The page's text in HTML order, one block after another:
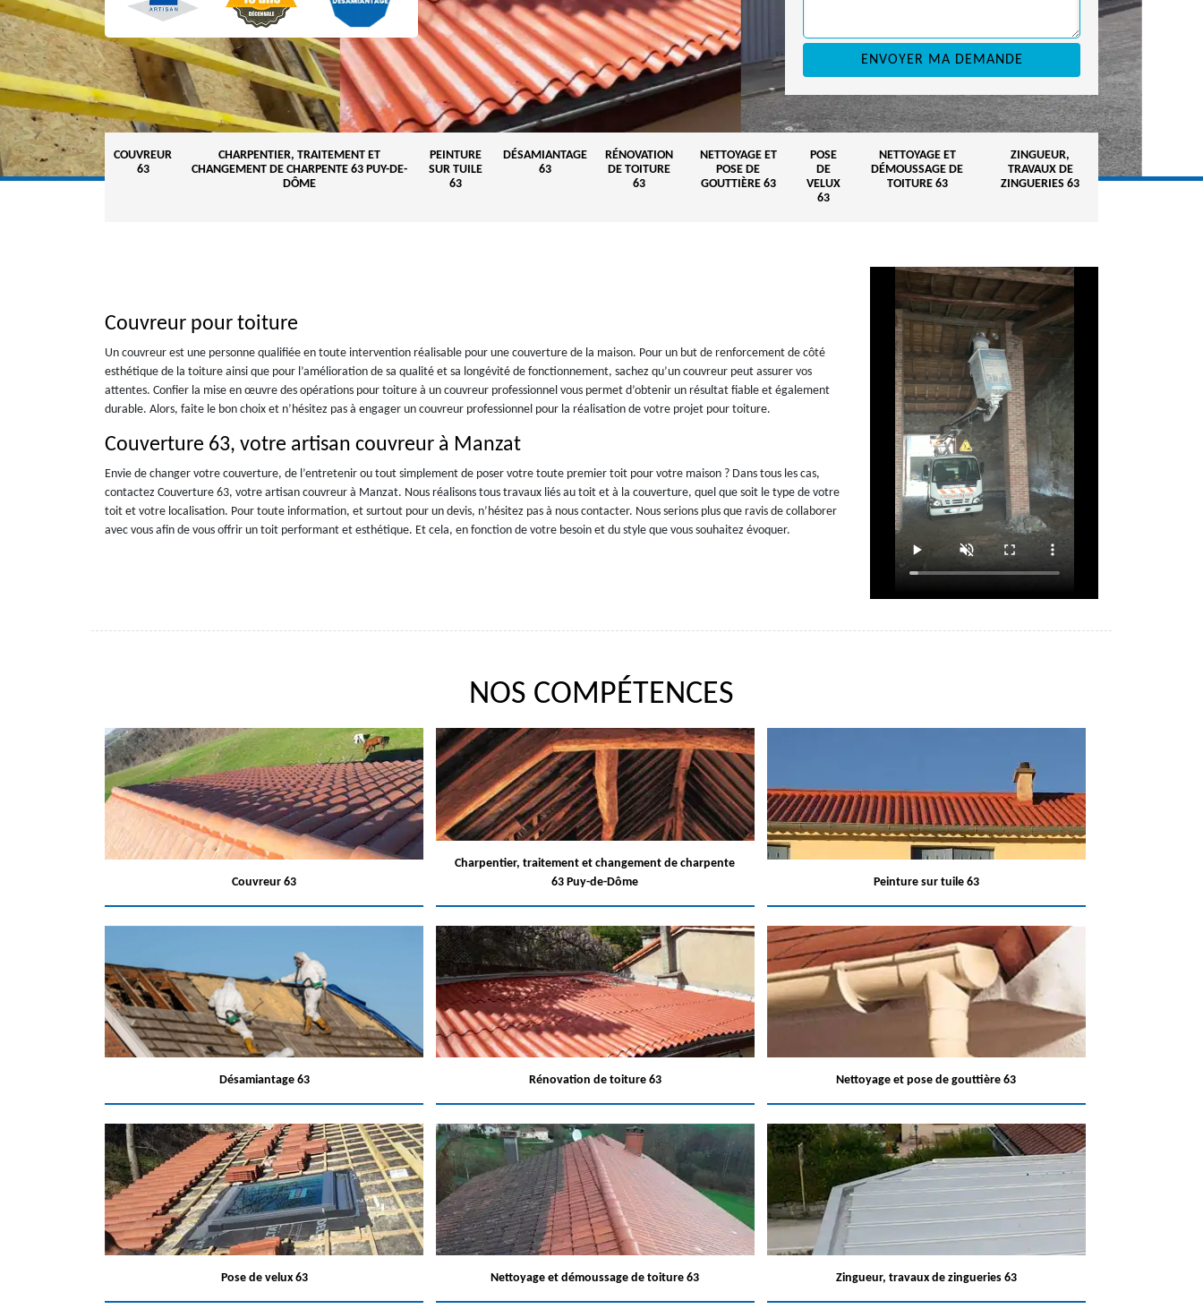
COUVREUR
63
CHARPENTIER, TRAITEMENT ET
CHANGEMENT DE CHARPENTE 63 PUY-DE-
DÔME
PEINTURE
SUR TUILE
63
DÉSAMIANTAGE
63
RÉNOVATION
DE TOITURE
63
NETTOYAGE ET
POSE DE
GOUTTIÈRE 63
POSE
DE
VELUX
63
NETTOYAGE ET
DÉMOUSSAGE DE
TOITURE 63
ZINGUEUR,
TRAVAUX DE
ZINGUERIES 63
Couvreur pour toiture
Un couvreur est une personne qualifiée en toute intervention réalisable pour une couverture de la maison. Pour un but de renforcement de côté
esthétique de la toiture ainsi que pour l’amélioration de sa qualité et sa longévité de fonctionnement, sachez qu’un couvreur peut assurer vos
attentes. Confier la mise en œuvre des opérations pour toiture à un couvreur professionnel vous permet d’obtenir un résultat fiable et également
durable. Alors, faite le bon choix et n’hésitez pas à engager un couvreur professionnel pour la réalisation de votre projet pour toiture.
Couverture 63, votre artisan couvreur à Manzat
Envie de changer votre couverture, de l’entretenir ou tout simplement de poser votre toute premier toit pour votre maison ? Dans tous les cas,
contactez Couverture 63, votre artisan couvreur à Manzat. Nous réalisons tous travaux liés au toit et à la couverture, quel que soit le type de votre
toit et votre localisation. Pour toute information, et surtout pour un devis, n’hésitez pas à nous contacter. Nous serions plus que ravis de collaborer
avec vous afin de vous offrir un toit performant et esthétique. Et cela, en fonction de votre besoin et du style que vous souhaitez évoquer.
NOS COMPÉTENCES
Couvreur 63
Charpentier, traitement et changement de charpente
63 Puy-de-Dôme
Peinture sur tuile 63
Désamiantage 63 Rénovation de toiture 63 Nettoyage et pose de gouttière 63
Pose de velux 63 Nettoyage et démoussage de toiture 63 Zingueur, travaux de zingueries 63